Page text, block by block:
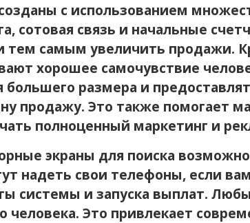
с использованием
сотовая связь и начальные
самым увеличить продажи.
хорошее самочувствие
размера и
продажу. Это также помогает
полноценный маркетинг и
экраны для поиска
надеть свои телефоны, если
системы и запуска выплат.
человека. Это привлекает